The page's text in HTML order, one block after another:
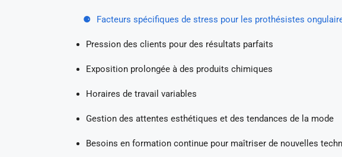
Facteurs spécifiques de stress pour les prothésistes
Pression des clients pour des résultats parfaits
Exposition prolongée à des produits chimiques
Horaires de travail variables
Gestion des attentes esthétiques et des tendances de la mode
Besoins en formation continue pour maîtriser de nouvelles